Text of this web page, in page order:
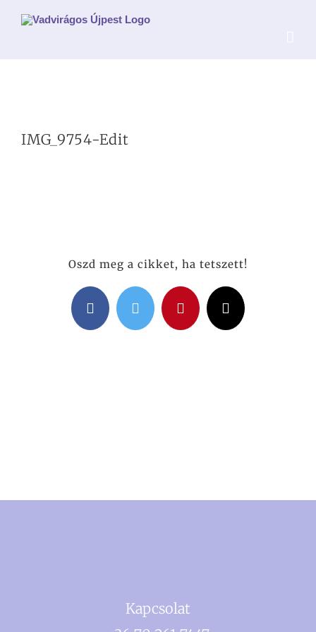
Kihagyás
IMG_9754-Edit
Oszd meg a cikket, ha tetszett!
Facebook Twitter Pinterest Email:
Kapcsolat